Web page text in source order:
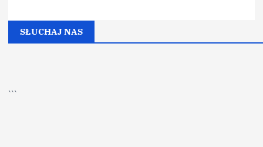
SŁUCHAJ NAS
```